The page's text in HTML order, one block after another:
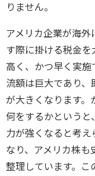
りません。
アメリカ企業が海
す際に掛ける税金
高く、かつ早く実
流額は巨大であり
が大きくなります。
何をするかという
力が強くなると考
なり、アメリカ株も
整理しています。